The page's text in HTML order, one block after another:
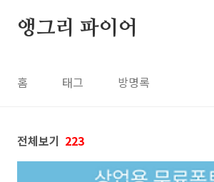
앵그리 파이어
홈 태그 방명록
전체보기 223